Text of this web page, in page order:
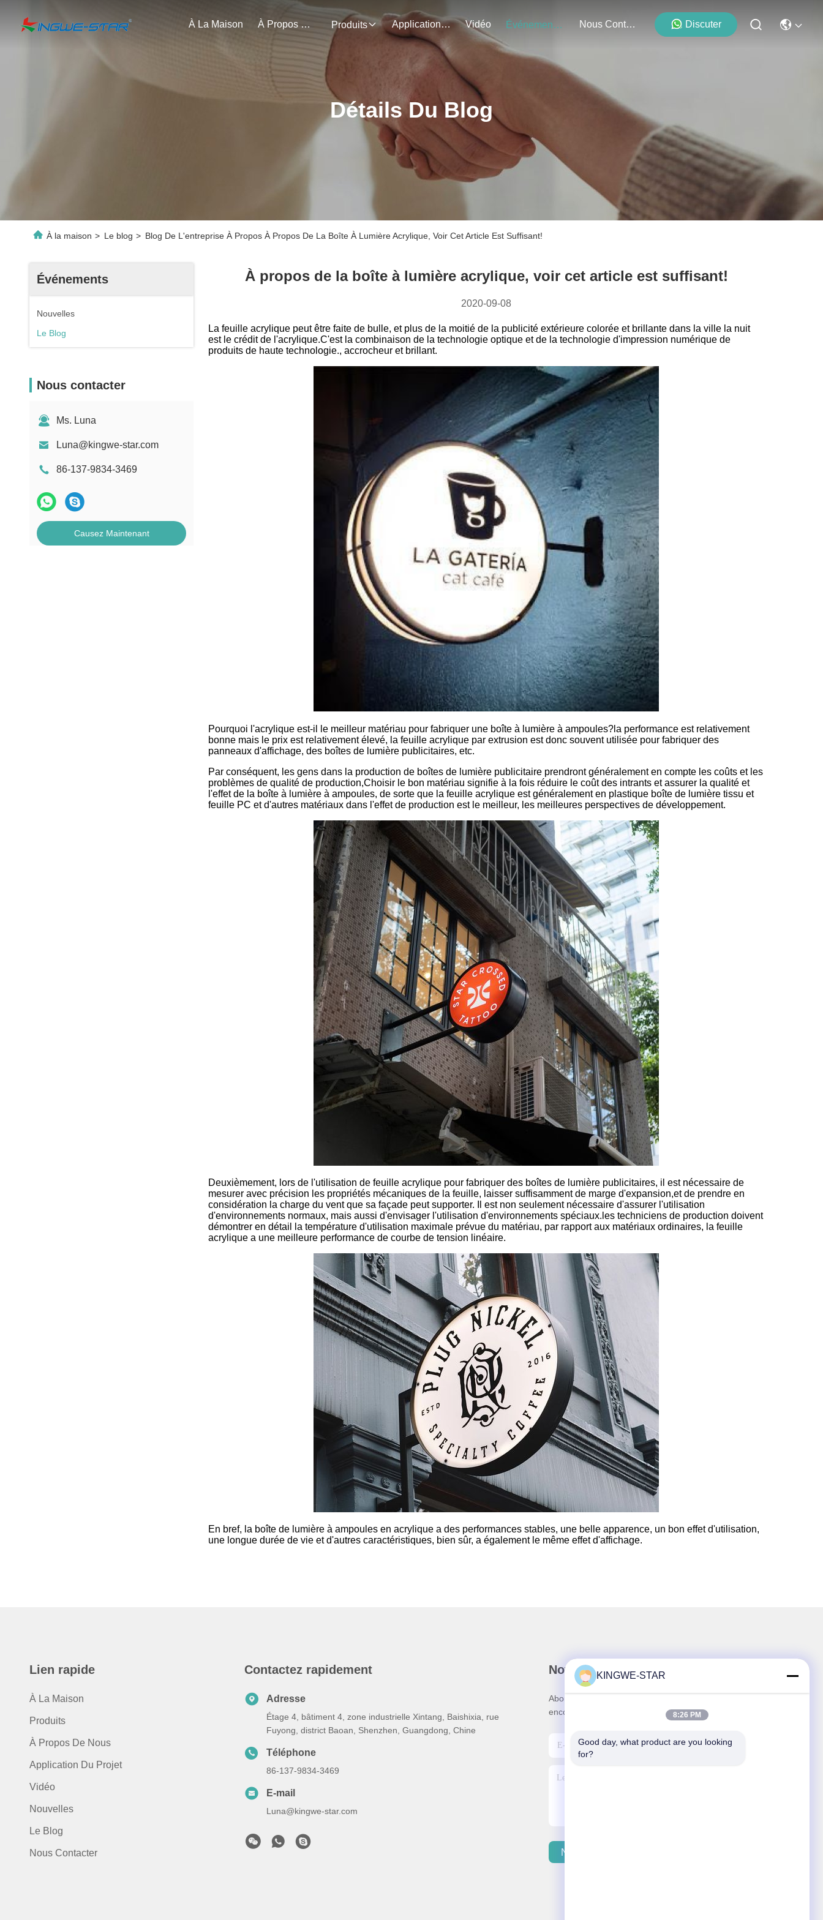
À La Maison À Propos De Nous Produits Application Du Projet Vidéo Événements Nous Contacter Discuter
Détails Du Blog
À la maison > Le blog > Blog De L'entreprise À Propos À Propos De La Boîte À Lumière Acrylique, Voir Cet Article Est Suffisant!
Événements
Nouvelles
Le Blog
Nous contacter
Ms. Luna
Luna@kingwe-star.com
86-137-9834-3469
Causez Maintenant
À propos de la boîte à lumière acrylique, voir cet article est suffisant!
2020-09-08
La feuille acrylique peut être faite de bulle, et plus de la moitié de la publicité extérieure colorée et brillante dans la ville la nuit
est le crédit de l'acrylique.C'est la combinaison de la technologie optique et de la technologie d'impression numérique de
produits de haute technologie., accrocheur et brillant.
Pourquoi l'acrylique est-il le meilleur matériau pour fabriquer une boîte à lumière à ampoules?la performance est relativement
bonne mais le prix est relativement élevé, la feuille acrylique par extrusion est donc souvent utilisée pour fabriquer des
panneaux d'affichage, des boîtes de lumière publicitaires, etc.
Par conséquent, les gens dans la production de boîtes de lumière publicitaire prendront généralement en compte les coûts et les
problèmes de qualité de production,Choisir le bon matériau signifie à la fois réduire le coût des intrants et assurer la qualité et
l'effet de la boîte à lumière à ampoules, de sorte que la feuille acrylique est généralement en plastique boîte de lumière tissu et
feuille PC et d'autres matériaux dans l'effet de production est le meilleur, les meilleures perspectives de développement.
Deuxièmement, lors de l'utilisation de feuille acrylique pour fabriquer des boîtes de lumière publicitaires, il est nécessaire de
mesurer avec précision les propriétés mécaniques de la feuille, laisser suffisamment de marge d'expansion,et de prendre en
considération la charge du vent que sa façade peut supporter. Il est non seulement nécessaire d'assurer l'utilisation
d'environnements normaux, mais aussi d'envisager l'utilisation d'environnements spéciaux.les techniciens de production doivent
démontrer en détail la température d'utilisation maximale prévue du matériau, par rapport aux matériaux ordinaires, la feuille
acrylique a une meilleure performance de courbe de tension linéaire.
En bref, la boîte de lumière à ampoules en acrylique a des performances stables, une belle apparence, un bon effet d'utilisation,
une longue durée de vie et d'autres caractéristiques, bien sûr, a également le même effet d'affichage.
Lien rapide
À La Maison
Produits
À Propos De Nous
Application Du Projet
Vidéo
Nouvelles
Le Blog
Nous Contacter
Contactez rapidement
Adresse
Étage 4, bâtiment 4, zone industrielle Xintang, Baishixia, rue
Fuyong, district Baoan, Shenzhen, Guangdong, Chine
Téléphone
86-137-9834-3469
E-mail
Luna@kingwe-star.com
Notre newsletter
Abonnez-vous à notre newsletter pour des réductions et plus
encore.
Nous Contacter
KINGWE-STAR
8:26 PM
Good day, what product are you looking
for?